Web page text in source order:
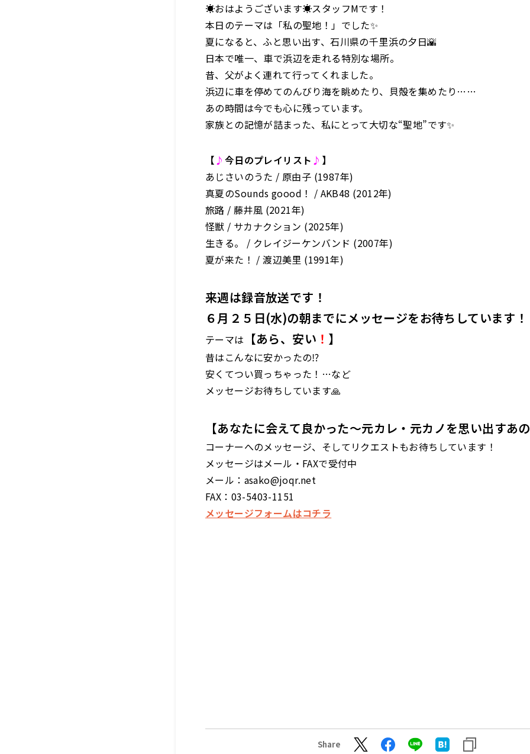
☀️おはようございます☀️スタッフMです！
本日のテーマは「私の聖地！」でした✨
夏になると、ふと思い出す、石川県の千里浜の夕日🌇
日本で唯一、車で浜辺を走れる特別な場所。
昔、父がよく連れて行ってくれました。
浜辺に車を停めてのんびり海を眺めたり、貝殻を集めたり……
あの時間は今でも心に残っています。
家族との記憶が詰まった、私にとって大切な“聖地”です✨
【 ♪ 今日のプレイリスト ♪ 】
あじさいのうた / 原由子 (1987年)
真夏のSounds goood！ / AKB48 (2012年)
旅路 / 藤井風 (2021年)
怪獣 / サカナクション (2025年)
生きる。 / クレイジーケンバンド (2007年)
夏が来た！ / 渡辺美里 (1991年)
来週は録音放送です！
６月２５日(水)の朝までにメッセージをお待ちしています！
テーマは 【あら、安い ！ 】
昔はこんなに安かったの⁉︎
安くてつい買っちゃった！…など
メッセージお待ちしています🙏
【あなたに会えて良かった～元カレ・元カノを思い出すあ
コーナーへのメッセージ、そしてリクエストもお待ちしています！
メッセージはメール・FAXで受付中
メール：asako@joqr.net
FAX：03-5403-1151
メッセージフォームはコチラ
Share